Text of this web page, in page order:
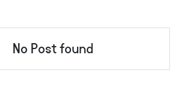
No Post found